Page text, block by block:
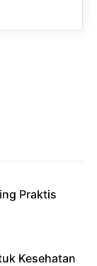
Praktis
Kesehatan